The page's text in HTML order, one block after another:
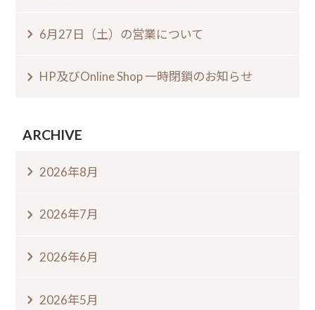
6月27日（土）の営業について
HP及びOnline Shop 一時閉鎖のお知らせ
ARCHIVE
2026年8月
2026年7月
2026年6月
2026年5月